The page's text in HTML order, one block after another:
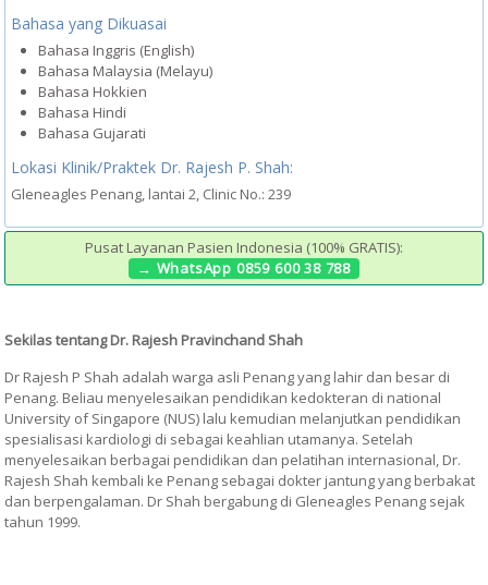
Bahasa yang Dikuasai
Bahasa Inggris (English)
Bahasa Malaysia (Melayu)
Bahasa Hokkien
Bahasa Hindi
Bahasa Gujarati
Lokasi Klinik/Praktek Dr. Rajesh P. Shah:
Gleneagles Penang, lantai 2, Clinic No.: 239
Pusat Layanan Pasien Indonesia (100% GRATIS):
→ WhatsApp 0859 600 38 788
Sekilas tentang Dr. Rajesh Pravinchand Shah
Dr Rajesh P Shah adalah warga asli Penang yang lahir dan besar di
Penang. Beliau menyelesaikan pendidikan kedokteran di national
University of Singapore (NUS) lalu kemudian melanjutkan pendidikan
spesialisasi kardiologi di sebagai keahlian utamanya. Setelah
menyelesaikan berbagai pendidikan dan pelatihan internasional, Dr.
Rajesh Shah kembali ke Penang sebagai dokter jantung yang berbakat
dan berpengalaman. Dr Shah bergabung di Gleneagles Penang sejak
tahun 1999.